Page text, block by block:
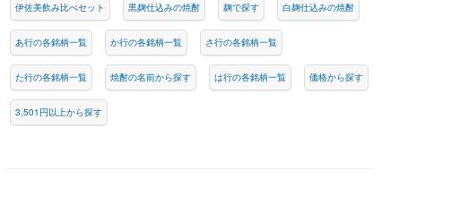
伊佐美飲み比べセット 黒麹仕込みの焼酎 麹で探す 白麹仕込みの焼酎
あ行の各銘柄一覧 か行の各銘柄一覧 さ行の各銘柄一覧
た行の各銘柄一覧 焼酎の名前から探す は行の各銘柄一覧 価格から探す
3,501円以上から探す